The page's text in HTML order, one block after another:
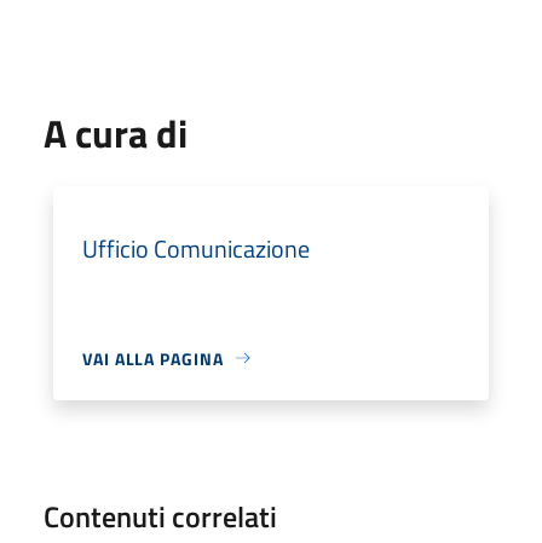
A cura di
Ufficio Comunicazione
VAI ALLA PAGINA
Contenuti correlati